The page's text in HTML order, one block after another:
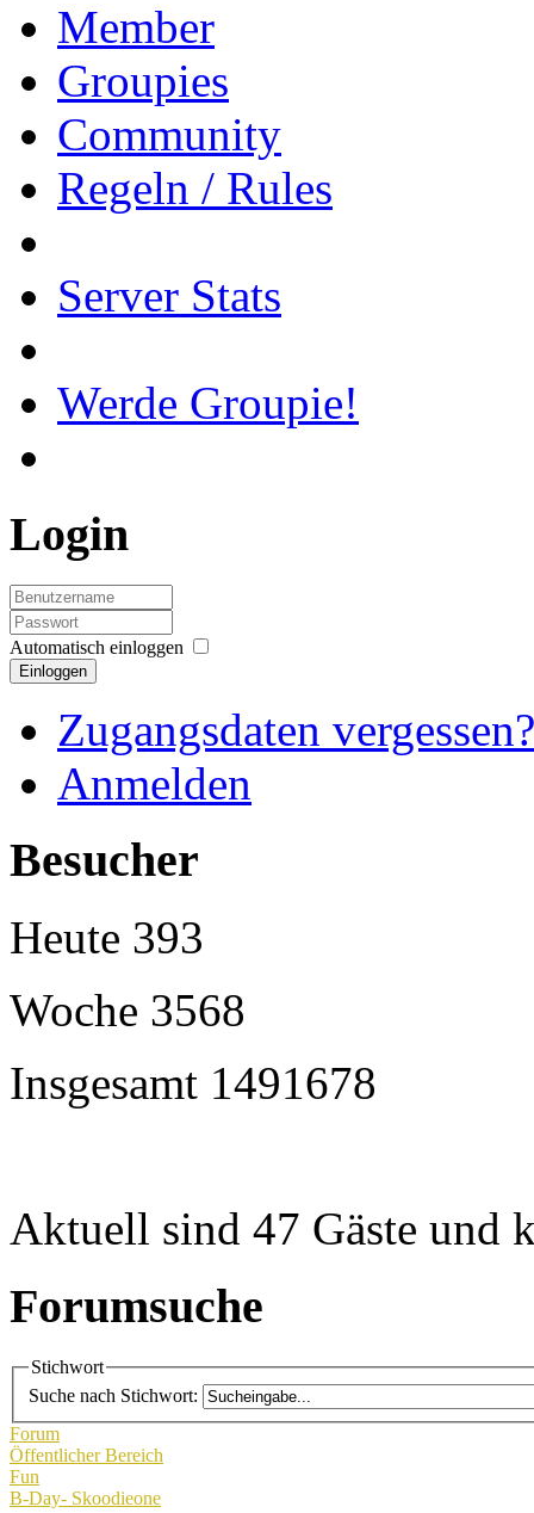
Member
Groupies
Community
Regeln / Rules
Server Stats
Werde Groupie!
Login
Automatisch einloggen
Einloggen
Zugangsdaten vergessen?
Anmelden
Besucher
Heute 393
Woche 3568
Insgesamt 1491678
Aktuell sind 47 Gäste und
Forumsuche
Stichwort
Suche nach Stichwort:
Forum
Öffentlicher Bereich
Fun
B-Day- Skoodieone